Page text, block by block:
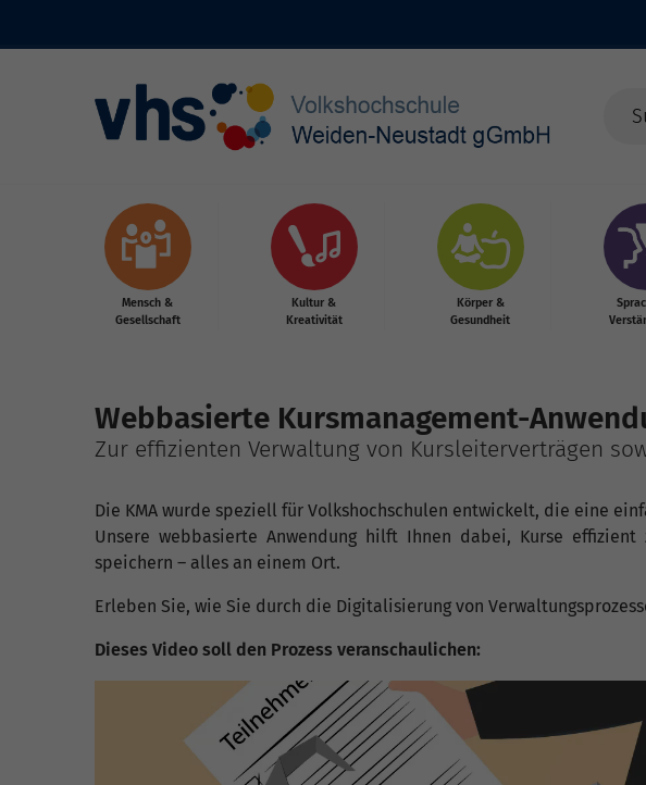
Mensch &
Gesellschaft
Kultur &
Kreativität
Körper &
Gesundheit
Webbasierte Kursmanagement-
Zur effizienten Verwaltung von Kursleiterverträgen
Die KMA wurde speziell für Volkshochschulen entwickelt, die eine
Unsere webbasierte Anwendung hilft Ihnen dabei, Kurse
speichern – alles an einem Ort.
Erleben Sie, wie Sie durch die Digitalisierung von
Dieses Video soll den Prozess veranschaulichen: